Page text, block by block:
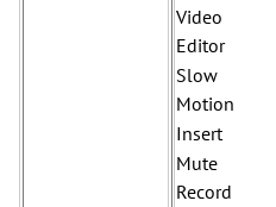
Video
Editor
Slow
Motion
Insert
Mute
Record